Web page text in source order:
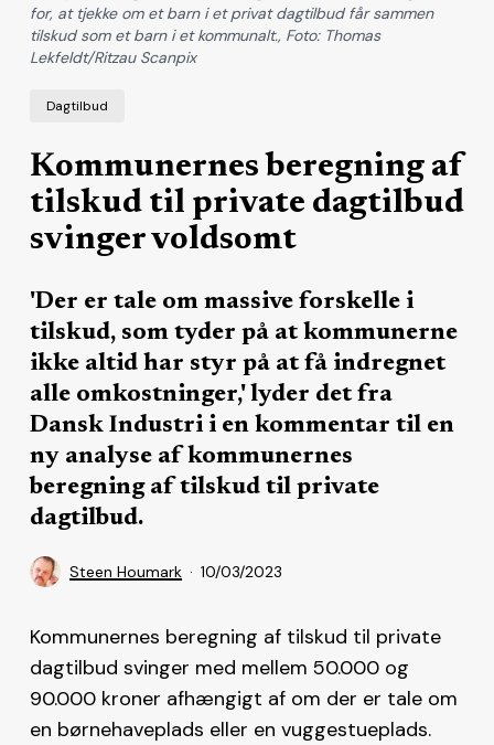
Dagtilbud
Kommunernes beregning af
tilskud til private dagtilbud
svinger voldsomt
'Der er tale om massive forskelle i
tilskud, som tyder på at kommunerne
ikke altid har styr på at få indregnet
alle omkostninger,' lyder det fra
Dansk Industri i en kommentar til en
ny analyse af kommunernes
beregning af tilskud til private
dagtilbud.
Steen Houmark 10/03/2023
for, at tjekke om et barn i et privat dagtilbud får sammen
tilskud som et barn i et kommunalt., Foto: Thomas
Lekfeldt/Ritzau Scanpix
Kommunernes beregning af tilskud til private
dagtilbud svinger med mellem 50.000 og
90.000 kroner afhængigt af om der er tale om
en børnehaveplads eller en vuggestueplads.